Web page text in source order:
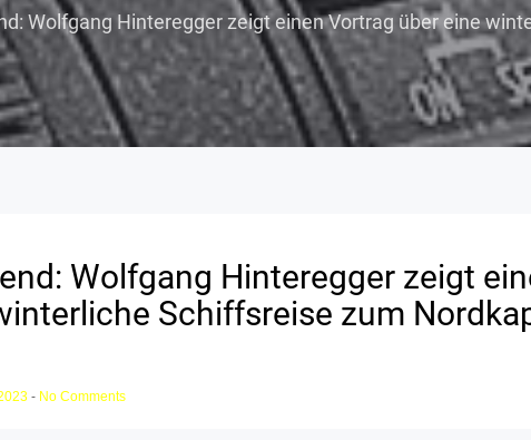
Wolfgang Hinteregger zeigt einen Vortrag über eine
Wolfgang Hinteregger zeigt
Schiffsreise zum
- No Comments